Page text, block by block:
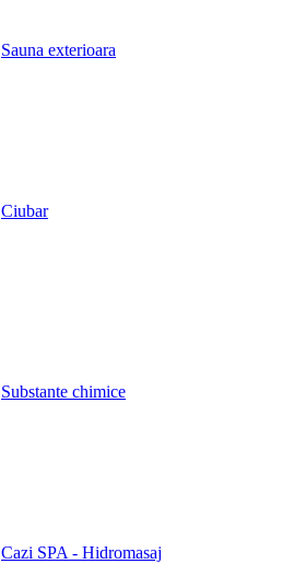
Sauna exterioara
Ciubar
Substante chimice
Cazi SPA - Hidromasaj